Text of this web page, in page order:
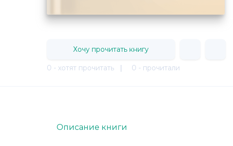
Хочу прочитать книгу
0 - хотят прочитать | 0 - прочитали
Описание книги